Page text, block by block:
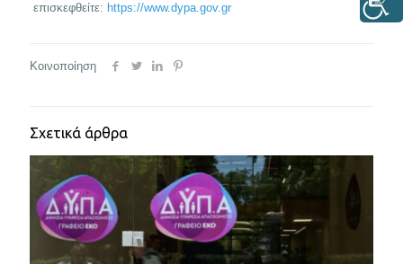
επισκεφθείτε: https://www.dypa.gov.gr
Κοινοποίηση
Σχετικά άρθρα